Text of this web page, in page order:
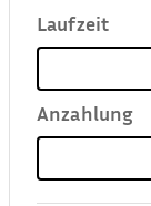
Laufzeit
Anzahlung